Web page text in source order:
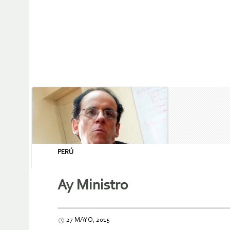
PERÚ
Ay Ministro
27 MAYO, 2015